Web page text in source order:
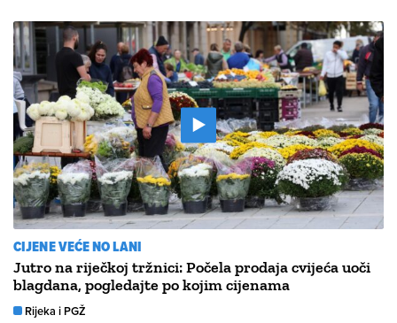
CIJENE VEĆE NO LANI
Jutro na riječkoj tržnici: Počela prodaja cvijeća uoči
blagdana, pogledajte po kojim cijenama
Rijeka i PGŽ